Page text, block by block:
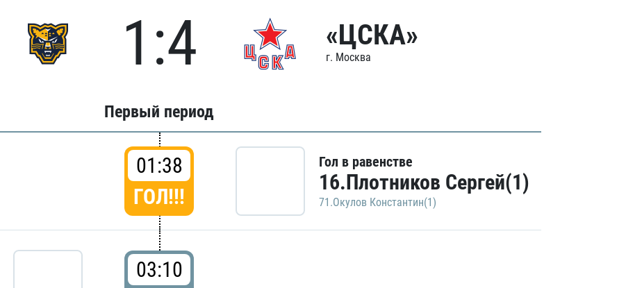
1:4 «ЦСКА»
г. Москва
Первый период
01:38
ГОЛ!!!
Гол в равенстве
16.Плотников Сергей(1)
71.Окулов Константин(1)
03:10